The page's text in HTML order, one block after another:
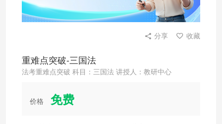
分享 收藏
重难点突破-三国法
法考重难点突破 科目：三国法 讲授人：教研中心
价格 免费